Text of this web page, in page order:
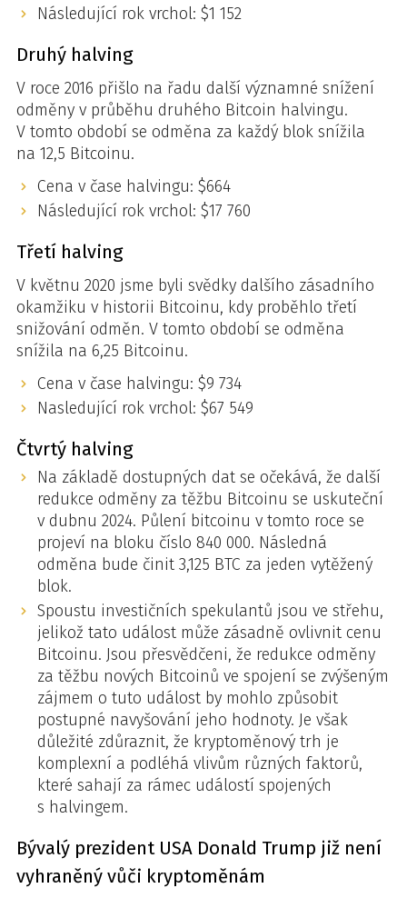
Následující rok vrchol: $1 152
Druhý halving
V roce 2016 přišlo na řadu další významné snížení
odměny v průběhu druhého Bitcoin halvingu.
V tomto období se odměna za každý blok snížila
na 12,5 Bitcoinu.
Cena v čase halvingu: $664
Následující rok vrchol: $17 760
Třetí halving
V květnu 2020 jsme byli svědky dalšího zásadního
okamžiku v historii Bitcoinu, kdy proběhlo třetí
snižování odměn. V tomto období se odměna
snížila na 6,25 Bitcoinu.
Cena v čase halvingu: $9 734
Nasledující rok vrchol: $67 549
Čtvrtý halving
Na základě dostupných dat se očekává, že další
redukce odměny za těžbu Bitcoinu se uskuteční
v dubnu 2024. Půlení bitcoinu v tomto roce se
projeví na bloku číslo 840 000. Následná
odměna bude činit 3,125 BTC za jeden vytěžený
blok.
Spoustu investičních spekulantů jsou ve střehu,
jelikož tato událost může zásadně ovlivnit cenu
Bitcoinu. Jsou přesvědčeni, že redukce odměny
za těžbu nových Bitcoinů ve spojení se zvýšeným
zájmem o tuto událost by mohlo způsobit
postupné navyšování jeho hodnoty. Je však
důležité zdůraznit, že kryptoměnový trh je
komplexní a podléhá vlivům různých faktorů,
které sahají za rámec událostí spojených
s halvingem.
Bývalý prezident USA Donald Trump již není
vyhraněný vůči kryptoměnám